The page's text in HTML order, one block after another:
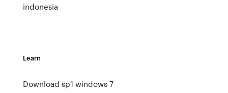
indonesia
Learn
Download sp1 windows 7